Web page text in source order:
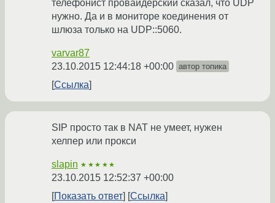
телефонист провайдерский сказал, что UDP
нужно. Да и в мониторе коединения от
шлюза только на UDP::5060.
varvar87
23.10.2015 12:44:18 +00:00 автор топика
Ссылка
SIP просто так в NAT не умеет, нужен
хелпер или прокси
slapin ★★★★★
23.10.2015 12:52:37 +00:00
Показать ответ
Ссылка